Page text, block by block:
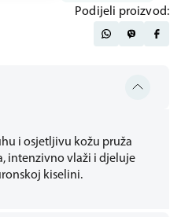
i osjetljivu kožu pruža
intenzivno vlaži i djeluje
kiselini.
Podijeli proizvod: